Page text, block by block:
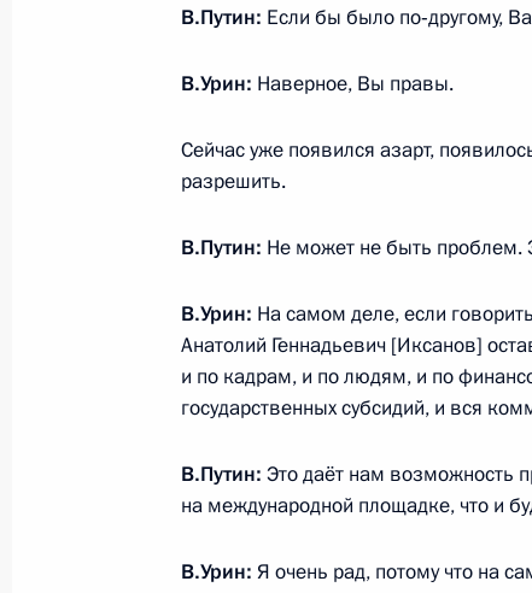
летием
Заседание Совета по культуре и
Владимир Путин проведёт
1 октября 2013 года, 15:20
Внесены изменения в Закон
В.Путин: Если бы было по‑другому,
В.Урин: Наверное, Вы правы.
Сейчас уже появился азарт,
разрешить.
В.Путин: Не может не быть проблем.
В.Урин: На самом деле, если
Анатолий Геннадьевич [Иксанов]
и по кадрам, и по людям, и по
государственных субсидий, и вся
В.Путин: Это даёт нам возможность
на международной площадке, что и
В.Урин: Я очень рад, потому что на